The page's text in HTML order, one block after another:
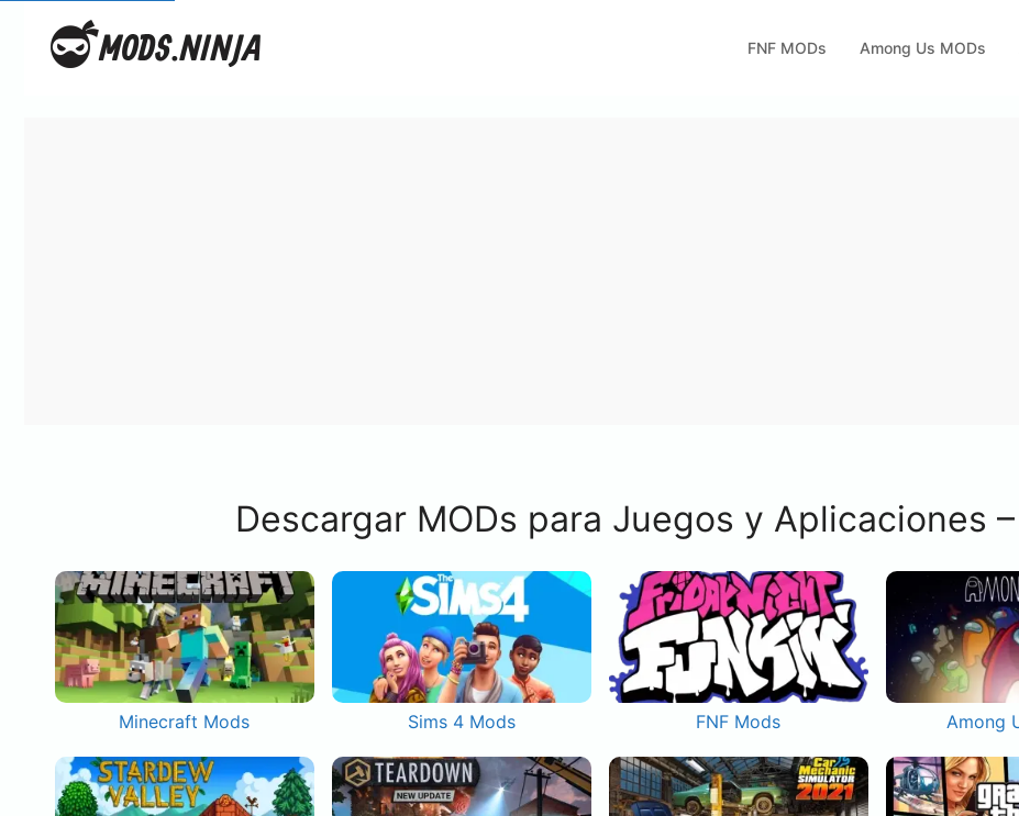
FNF MODs Among Us MODs
Descargar MODs para Juegos y Aplicaciones
Minecraft Mods Sims 4 Mods FNF Mods Among